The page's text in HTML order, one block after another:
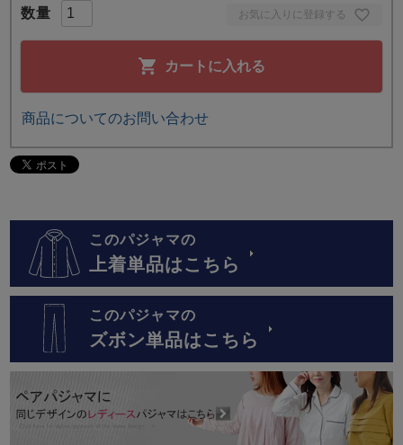
お気に入りに登録する
カートに入れる
商品についてのお問い合わせ
このパジャマの
上着単品はこちら
このパジャマの
ズボン単品はこちら